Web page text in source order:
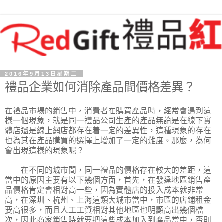
2016年9月13日星期二
禮品企業如何消除產品間價格差異？
在禮品市場的銷售中，消費者在購買產品時，經常會遇到這
樣一個現象，就是同一禮品公司生產的產品無論是在線下實
體店還是線上網店都存在着一定的差異性，這種現象的存在
也為其在產品購買的選擇上增加了一定的難度。那麼，為何
會出現這樣的現象呢？
在不同的城市間，同一禮品的價格存在較大的差距，這
當中的原因主要有以下幾個方面，首先，在發達地區銷售產
品價格肯定會相對高一些，因為實體店的投入成本就非常
高，在深圳、杭州、上海這類大城市當中，市區的店鋪租金
要高很多，而且人工工資相對其他地區也明顯高出幾個檔
次，因此商家銷售時就要把這些成本加入到產品當中，否則